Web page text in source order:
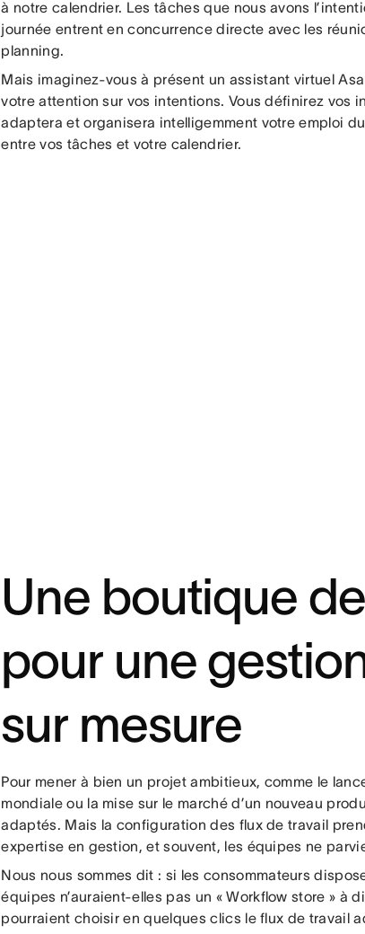
à notre calendrier. Les tâches que nous avons
journée entrent en concurrence directe avec les
planning.
Mais imaginez-vous à présent un assistant virtuel
votre attention sur vos intentions. Vous définirez vos
adaptera et organisera intelligemment votre emploi
entre vos tâches et votre calendrier.
Une boutique
pour une
sur mesure
Pour mener à bien un projet ambitieux, comme le
mondiale ou la mise sur le marché d’un nouveau
adaptés. Mais la configuration des flux de travail
expertise en gestion, et souvent, les équipes ne
Nous nous sommes dit : si les consommateurs
équipes n’auraient-elles pas un « Workflow store » à
pourraient choisir en quelques clics le flux de travail